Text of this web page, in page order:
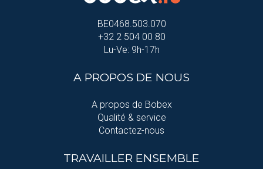
BE0468.503.070
+32 2 504 00 80
Lu-Ve: 9h-17h
A PROPOS DE NOUS
A propos de Bobex
Qualité & service
Contactez-nous
TRAVAILLER ENSEMBLE